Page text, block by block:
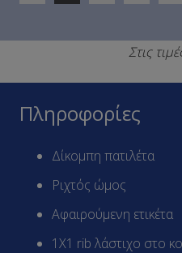
Στις
Πληροφορίες
Δίκομπη πατιλέτα
Ριχτός ώμος
Αφαιρούμενη ετικέτα
1Χ1 rib λάστιχο στο